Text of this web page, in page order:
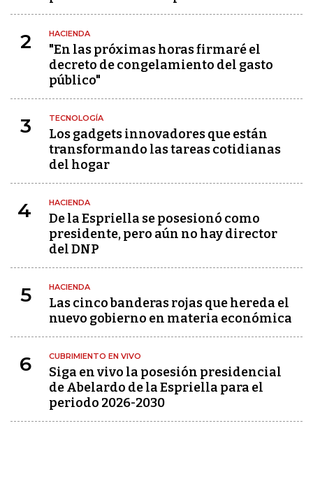
2 HACIENDA
"En las próximas horas firmaré el
decreto de congelamiento del gasto
público"
3 TECNOLOGÍA
Los gadgets innovadores que están
transformando las tareas cotidianas
del hogar
4 HACIENDA
De la Espriella se posesionó como
presidente, pero aún no hay director
del DNP
5 HACIENDA
Las cinco banderas rojas que hereda el
nuevo gobierno en materia económica
6 CUBRIMIENTO EN VIVO
Siga en vivo la posesión presidencial
de Abelardo de la Espriella para el
periodo 2026-2030